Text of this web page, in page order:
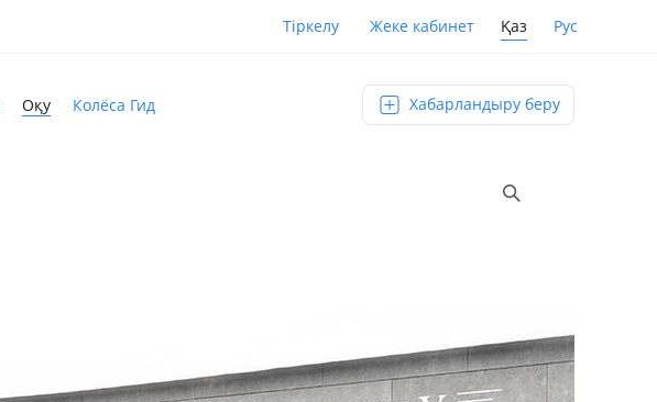
Тіркелу Жеке кабинет Қаз Рус
Оқу Колёса Гид Хабарландыру беру